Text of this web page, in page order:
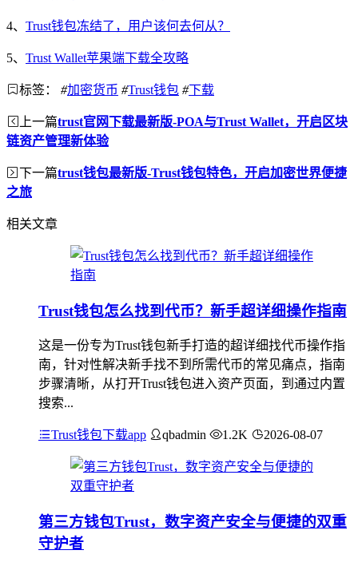
4、 Trust钱包冻结了，用户该何去何从？
5、 Trust Wallet苹果端下载全攻略
标签： #加密货币 #Trust钱包 #下载
上一篇trust官网下载最新版-POA与Trust Wallet，开启区块
链资产管理新体验
下一篇trust钱包最新版-Trust钱包特色，开启加密世界便捷
之旅
相关文章
Trust钱包怎么找到代币？新手超详细操作指南
这是一份专为Trust钱包新手打造的超详细找代币操作指
南，针对性解决新手找不到所需代币的常见痛点，指南
步骤清晰，从打开Trust钱包进入资产页面，到通过内置
搜索...
Trust钱包下载app qbadmin 1.2K 2026-08-07
第三方钱包Trust，数字资产安全与便捷的双重
守护者